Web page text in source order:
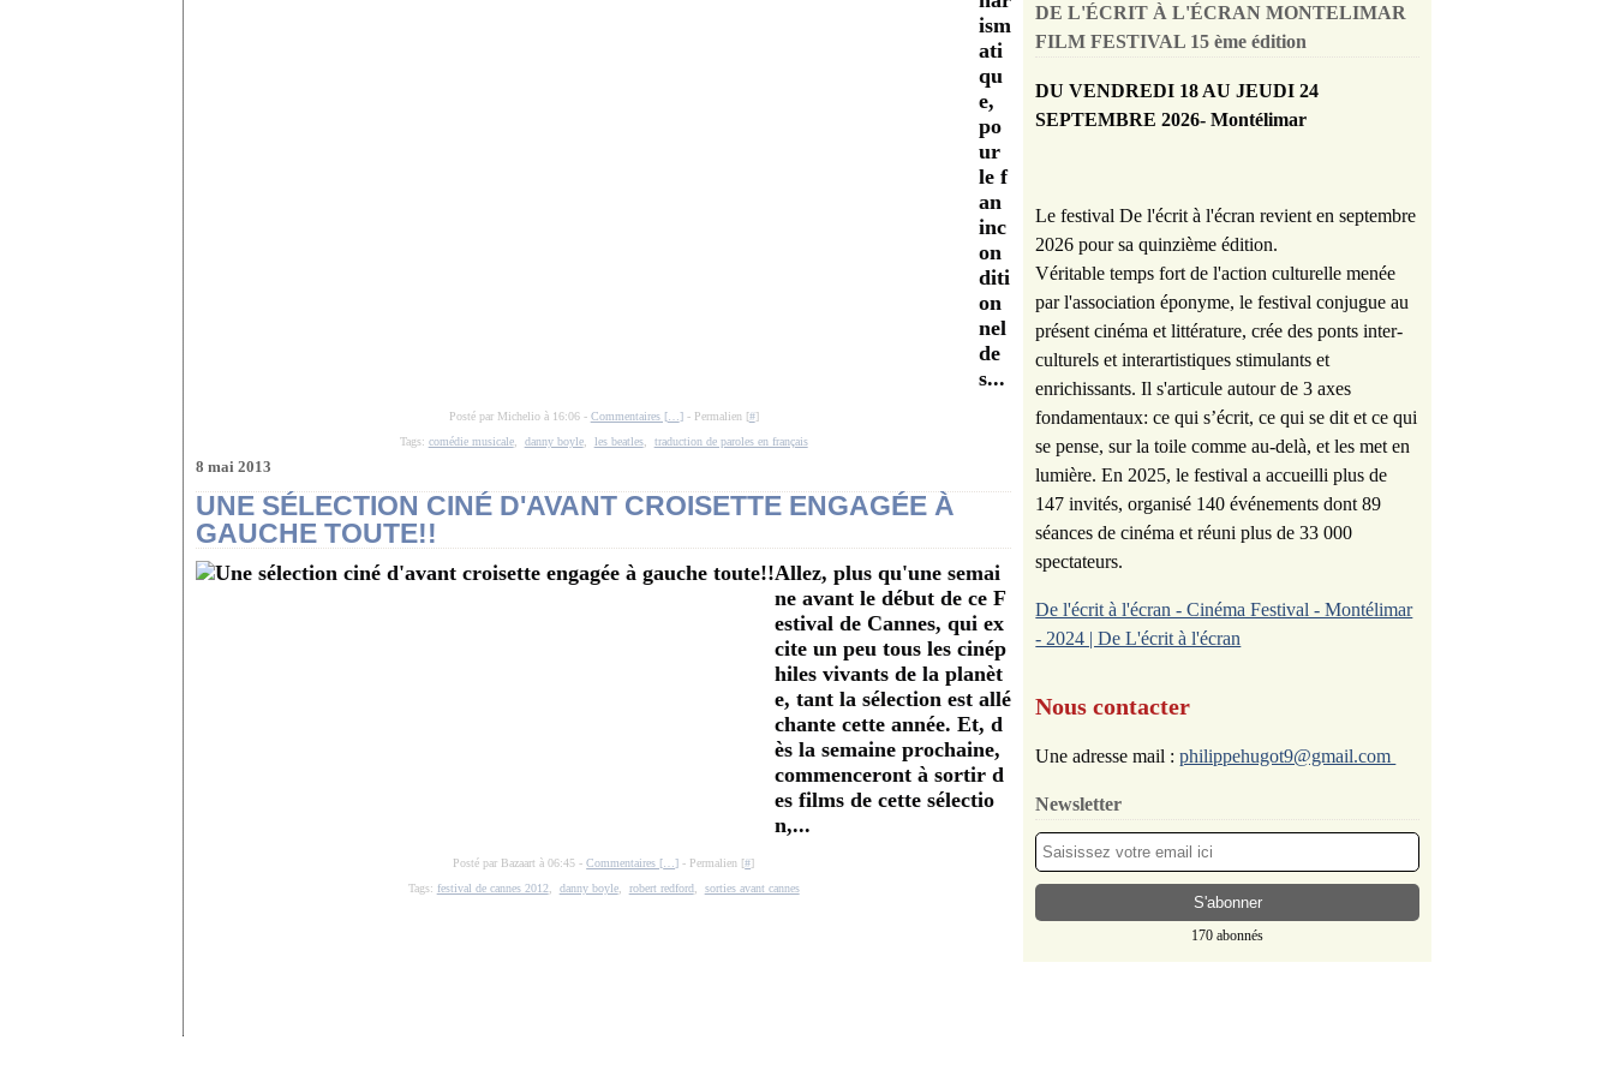
ism
ati
qu
e,
po
ur
le f
an
inc
on
diti
on
nel
de
s...
Posté par Michelio à 16:06 - Commentaires [… ]- Permalien [#]
Tags: comédie musicale, danny boyle, les beatles, traduction de paroles en français
8 mai 2013
UNE SÉLECTION CINÉ D'AVANT CROISETTE ENGAGÉE À
GAUCHE TOUTE!!
Allez, plus qu'une semai
ne avant le début de ce F
estival de Cannes, qui ex
cite un peu tous les cinép
hiles vivants de la planèt
e, tant la sélection est allé
chante cette année. Et, d
ès la semaine prochaine,
commenceront à sortir d
es films de cette sélectio
n,...
Posté par Bazaart à 06:45 -Commentaires [ …] - Permalien [#]
Tags: festival de cannes 2012 danny boyle, robert redford, sorties avant cannes
DE L'ÉCRIT À L'ÉCRAN MONTELIMAR
FILM FESTIVAL 15 ème édition
DU VENDREDI 18 AU JEUDI 24
SEPTEMBRE 2026- Montélimar
Le festival De l'écrit à l'écran revient en septembre
2026 pour sa quinzième édition.
Véritable temps fort de l'action culturelle menée
par l'association éponyme, le festival conjugue au
présent cinéma et littérature, crée des ponts inter-
culturels et interartistiques stimulants et
enrichissants. Il s'articule autour de 3 axes
fondamentaux: ce qui s’écrit, ce qui se dit et ce qui
se pense, sur la toile comme au-delà, et les met en
lumière. En 2025, le festival a accueilli plus de
147 invités, organisé 140 événements dont 89
séances de cinéma et réuni plus de 33 000
spectateurs.
De l'écrit à l'écran - Cinéma Festival - Montélimar
- 2024 | De L'écrit à l'écran
Nous contacter
Une adresse mail :philippehugot9@gmail.com
Newsletter
170 abonnés